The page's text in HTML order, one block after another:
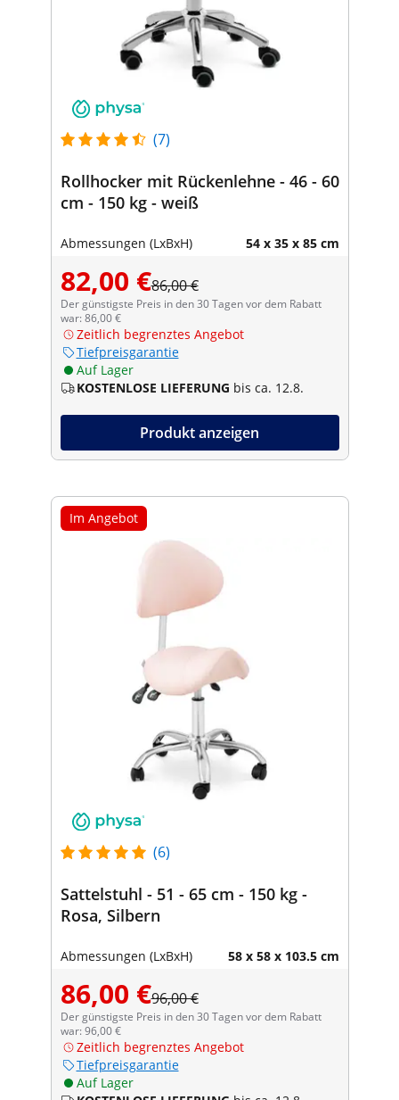
(7)
Rollhocker mit Rückenlehne - 46 - 60
cm - 150 kg - weiß
Abmessungen (LxBxH) 54 x 35 x 85 cm
82,00 €86,00 €
Der günstigste Preis in den 30 Tagen vor dem Rabatt
war: 86,00 €
Zeitlich begrenztes Angebot
Tiefpreisgarantie
Auf Lager
KOSTENLOSE LIEFERUNG bis ca. 12.8.
Produkt anzeigen
Im Angebot
(6)
Sattelstuhl - 51 - 65 cm - 150 kg -
Rosa, Silbern
Abmessungen (LxBxH) 58 x 58 x 103.5 cm
86,00 €96,00 €
Der günstigste Preis in den 30 Tagen vor dem Rabatt
war: 96,00 €
Zeitlich begrenztes Angebot
Tiefpreisgarantie
Auf Lager